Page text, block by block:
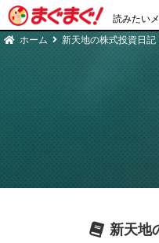
読みたい
ホーム 新天地の株式投資日記
新天地